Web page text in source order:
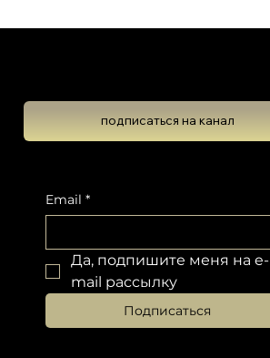
подписаться на канал
Email *
Да, подпишите меня на e-
mail рассылку
Подписаться